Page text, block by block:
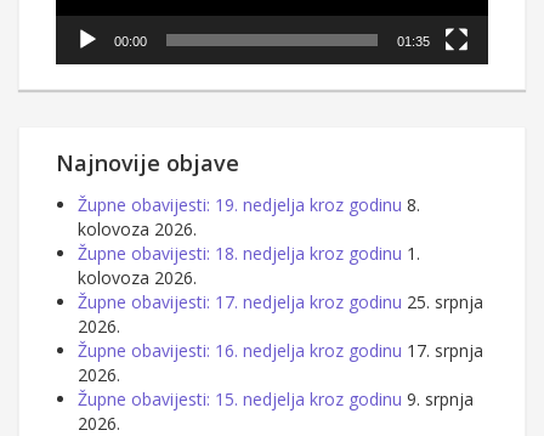
00:00 01:35
Najnovije objave
Župne obavijesti: 19. nedjelja kroz godinu 8.
kolovoza 2026.
Župne obavijesti: 18. nedjelja kroz godinu 1.
kolovoza 2026.
Župne obavijesti: 17. nedjelja kroz godinu 25. srpnja
2026.
Župne obavijesti: 16. nedjelja kroz godinu 17. srpnja
2026.
Župne obavijesti: 15. nedjelja kroz godinu 9. srpnja
2026.